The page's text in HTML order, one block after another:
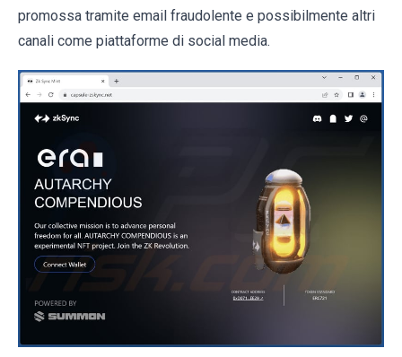
promossa tramite email fraudolente e possibilmente altri
canali come piattaforme di social media.